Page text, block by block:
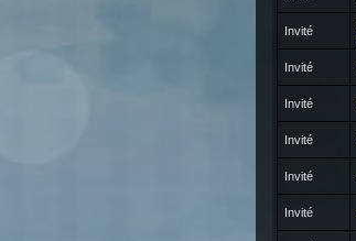
Invité
Invité
Invité
Invité
Invité
Invité